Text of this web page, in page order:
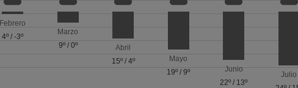
Febrero
4º /-3º
Marzo
9º/ 0º
Abril
15º/ 4º
Mayo
19º /9º
Junio
22º / 13º
Julio